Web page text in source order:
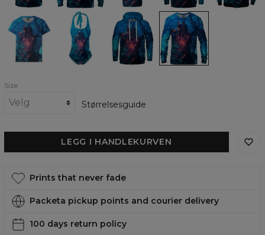
memorial
womens
shirt
memorial
open
back
swimsuit
memorial
womens
hoodie
The
memorial
womens
sweatshirt
Size
Størrelsesguide
LEGG I HANDLEKURVEN
Prints that never fade
Packeta pickup points and courier delivery
100 days return policy